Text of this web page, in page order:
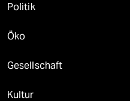
Politik
Öko
Gesellschaft
Kultur